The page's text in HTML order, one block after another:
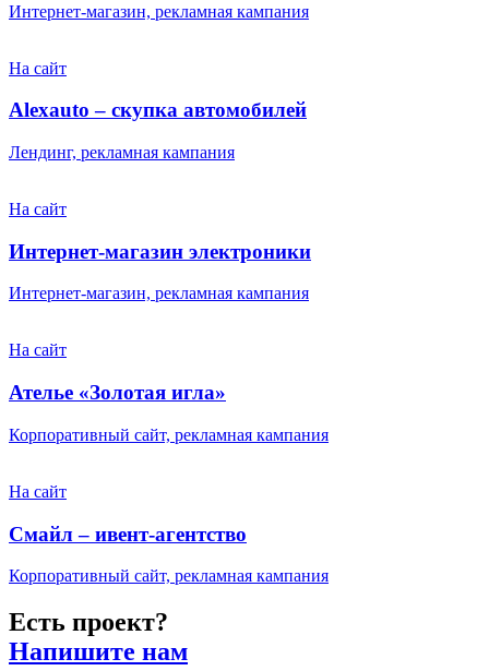
Интернет-магазин, рекламная кампания
На сайт
Alexauto – скупка автомобилей
Лендинг, рекламная кампания
На сайт
Интернет-магазин электроники
Интернет-магазин, рекламная кампания
На сайт
Ателье «Золотая игла»
Корпоративный сайт, рекламная кампания
На сайт
Смайл – ивент-агентство
Корпоративный сайт, рекламная кампания
Есть проект?
Напишите нам